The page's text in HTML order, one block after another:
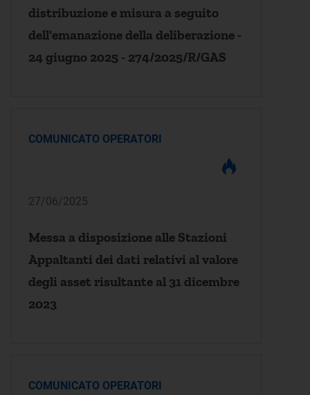
distribuzione e misura a seguito
dell'emanazione della deliberazione -
24 giugno 2025 - 274/2025/R/GAS
COMUNICATO OPERATORI
27/06/2025
Messa a disposizione alle Stazioni
Appaltanti dei dati relativi al valore
degli asset risultante al 31 dicembre
2023
COMUNICATO OPERATORI